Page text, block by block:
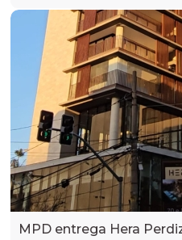
MPD entrega Hera